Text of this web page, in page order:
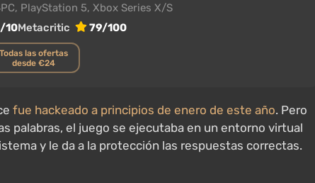
PC, PlayStation 5, Xbox Series X/S
10Metacritic 79/100
Todas las ofertas
desde €24
fue hackeado a principios de enero de este año. Pero
palabras, el juego se ejecutaba en un entorno virtual
y le da a la protección las respuestas correctas.